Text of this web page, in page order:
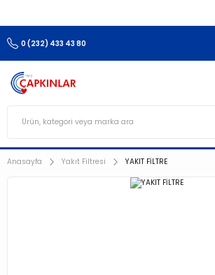
0 (232) 433 43 80
Anasayfa Yakıt Filtresi YAKIT FİLTRE